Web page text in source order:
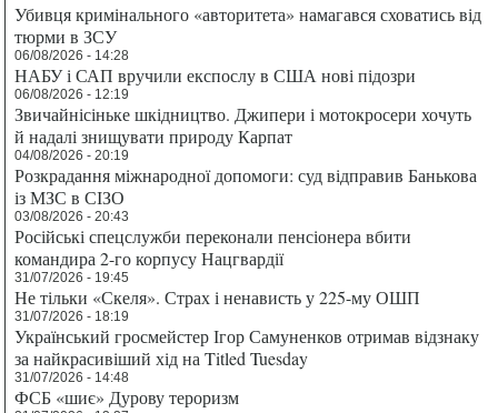
Убивця кримінального «авторитета» намагався сховатись від
тюрми в ЗСУ
06/08/2026 - 14:28
НАБУ і САП вручили експослу в США нові підозри
06/08/2026 - 12:19
Звичайнісіньке шкідництво. Джипери і мотокросери хочуть
й надалі знищувати природу Карпат
04/08/2026 - 20:19
Розкрадання міжнародної допомоги: суд відправив Банькова
із МЗС в СІЗО
03/08/2026 - 20:43
Російські спецслужби переконали пенсіонера вбити
командира 2-го корпусу Нацгвардії
31/07/2026 - 19:45
Не тільки «Скеля». Страх і ненависть у 225-му ОШП
31/07/2026 - 18:19
Український гросмейстер Ігор Самуненков отримав відзнаку
за найкрасивіший хід на Titled Tuesday
31/07/2026 - 14:48
ФСБ «шиє» Дурову тероризм